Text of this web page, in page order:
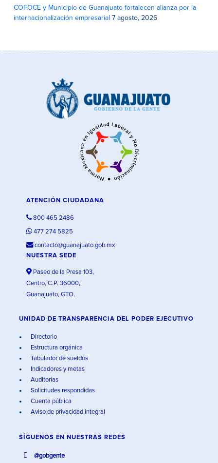
COFOCE y Municipio de Guanajuato fortalecen alianza por la
internacionalización empresarial 7 agosto, 2026
ATENCIÓN CIUDADANA
800 465 2486
477 274 5825
contacto@guanajuato.gob.mx
NUESTRA SEDE
Paseo de la Presa 103,
Centro, C.P. 36000,
Guanajuato, GTO.
UNIDAD DE TRANSPARENCIA DEL PODER EJECUTIVO
Directorio
Estructura orgánica
Tabulador de sueldos
Indicadores y metas
Auditorías
Solicitudes respondidas
Cuenta pública
Aviso de privacidad integral
SÍGUENOS EN NUESTRAS REDES
@gobgente